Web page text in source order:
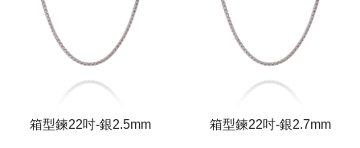
箱型鍊22吋-銀2.5mm 箱型鍊22吋-銀2.7mm